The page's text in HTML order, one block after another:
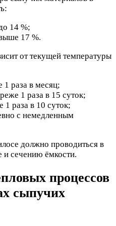
14 %;
17 %.
от текущей температуры
раза в месяц;
1 раза в 15 суток;
раза в 10 суток;
с немедленным
должно проводиться в
и сечению ёмкости.
процессов
сыпучих